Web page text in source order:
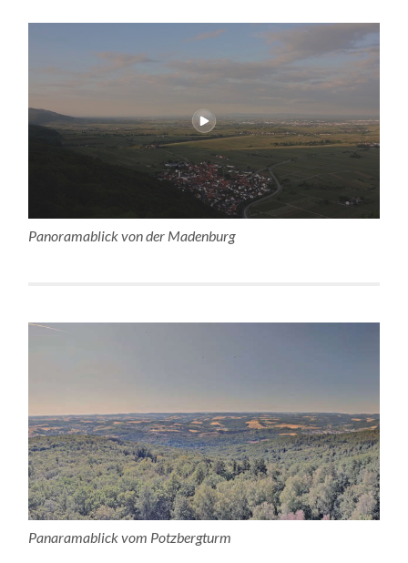
Panoramablick von der Madenburg
Panaramablick vom Potzbergturm